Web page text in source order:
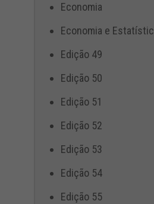
Economia
Economia e
Edição 49
Edição 50
Edição 51
Edição 52
Edição 53
Edição 54
Edição 55